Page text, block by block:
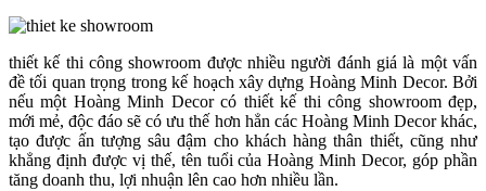
thiết kế thi công showroom được nhiều người đánh giá là một vấn
đề tối quan trọng trong kế hoạch xây dựng Hoàng Minh Decor. Bởi
nếu một Hoàng Minh Decor có thiết kế thi công showroom đẹp,
mới mẻ, độc đáo sẽ có ưu thế hơn hẳn các Hoàng Minh Decor khác,
tạo được ấn tượng sâu đậm cho khách hàng thân thiết, cũng như
khẳng định được vị thế, tên tuổi của Hoàng Minh Decor, góp phần
tăng doanh thu, lợi nhuận lên cao hơn nhiều lần.